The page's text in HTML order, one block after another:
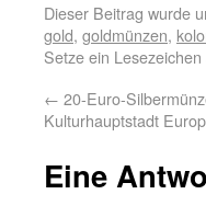
Dieser Beitrag wurde
gold, goldmünzen,
Setze ein
← 20-Euro-
Kulturhauptstadt
Eine